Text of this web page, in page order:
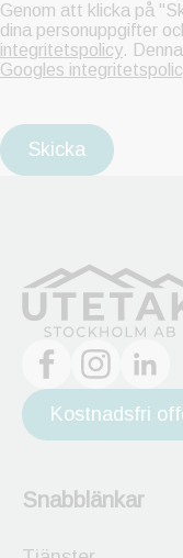
Genom att klicka på
dina personuppgifter
integritetspolicy.
Googles
Kostnadsfri
Snabblänkar